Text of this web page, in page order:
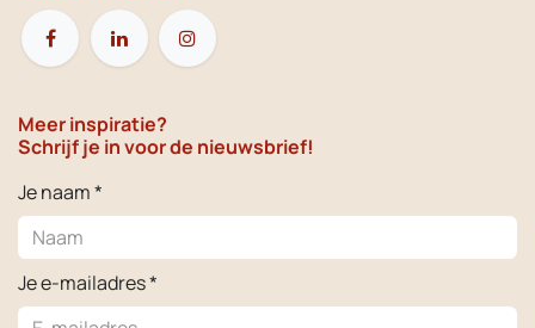
Meer inspiratie?
Schrijf je in voor de nieuwsbrief!
Je naam *
Je e-mailadres *